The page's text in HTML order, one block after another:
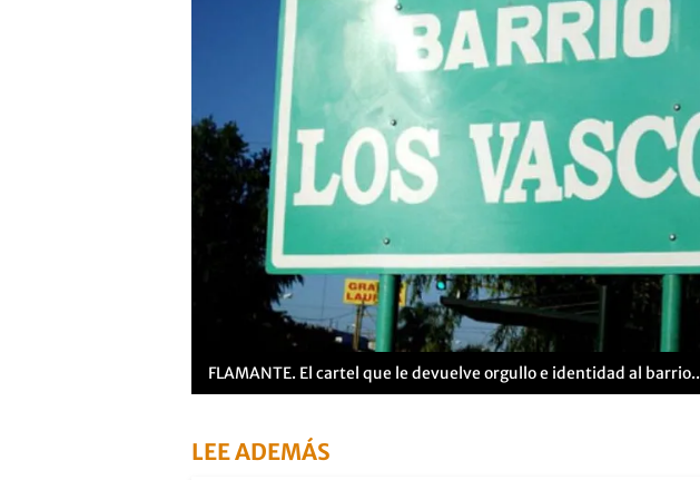
FLAMANTE. El cartel que le devuelve orgullo e identidad al barrio..
LEE ADEMÁS